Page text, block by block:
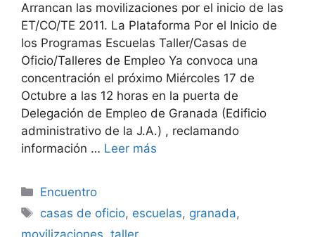
Arrancan las movilizaciones por el inicio de las
ET/CO/TE 2011. La Plataforma Por el Inicio de
los Programas Escuelas Taller/Casas de
Oficio/Talleres de Empleo Ya convoca una
concentración el próximo Miércoles 17 de
Octubre a las 12 horas en la puerta de
Delegación de Empleo de Granada (Edificio
administrativo de la J.A.) , reclamando
información … Leer más
Categorías
Encuentro
Etiquetas
casas de oficio, escuelas, granada,
movilizaciones, taller